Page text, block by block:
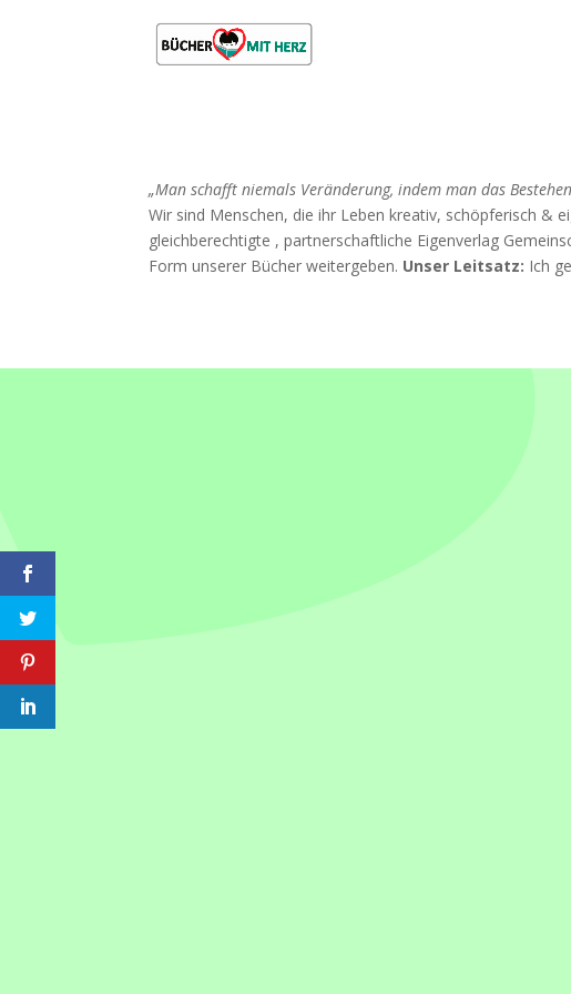
„Man schafft niemals Veränderung, indem man das
Wir sind Menschen, die ihr Leben kreativ, schöpferisch &
gleichberechtigte , partnerschaftliche Eigenverlag
Form unserer Bücher weitergeben. Unser Leitsatz: Ich